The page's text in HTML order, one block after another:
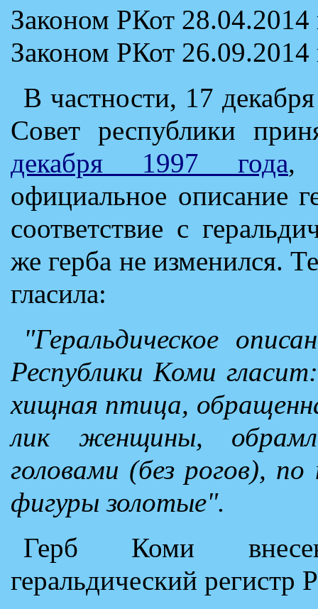
Законом РКот
Законом РКот
В частности, 17
Совет республики
декабря 1997 года,
официальное описание
соответствие с
же герба не изменился.
гласила:
"Геральдическое
Республики Коми
хищная птица,
лик женщины,
головами (без рогов),
фигуры золотые".
Герб Коми
геральдический